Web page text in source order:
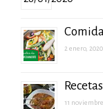
2 enero, 2020
11